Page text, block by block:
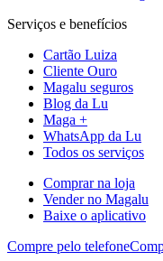
Serviços e benefícios
Cartão Luiza
Cliente Ouro
Magalu seguros
Blog da Lu
Maga +
WhatsApp da Lu
Todos os serviços
Comprar na loja
Vender no Magalu
Baixe o aplicativo
Compre pelo telefone